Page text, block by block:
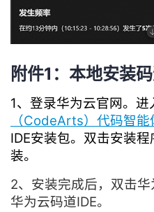
附件1：本地安装
1、登录华为云官网。进
（CodeArts）代码智能
IDE安装包。双击安装
装。
2、安装完成后，双击
华为云码道IDE。